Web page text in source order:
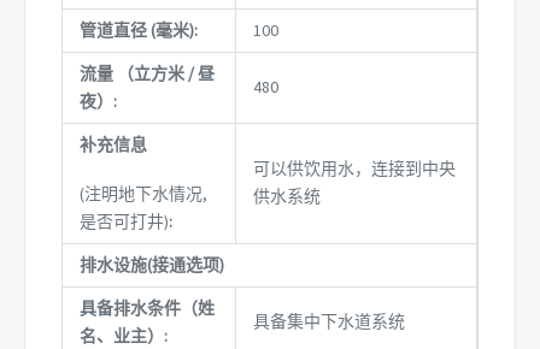
管道直径 (毫米):
100
流量 （立方米 / 昼
夜）:
480
补充信息
(注明地下水情况,
是否可打井):
可以供饮用水，连接到中央
供水系统
排水设施(接通选项)
具备排水条件（姓
名、业主）:
具备集中下水道系统